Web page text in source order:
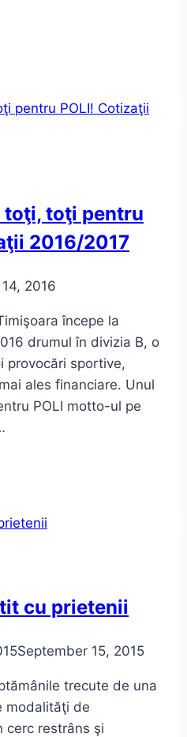
toţi, toţi pentru
2016/2017
2016
începe la
drumul în divizia B, o
provocări sportive,
ales financiare. Unul
POLI motto-ul pe
cu prietenii
September 15, 2015
trecute de una
modalităţi de
cerc restrâns şi